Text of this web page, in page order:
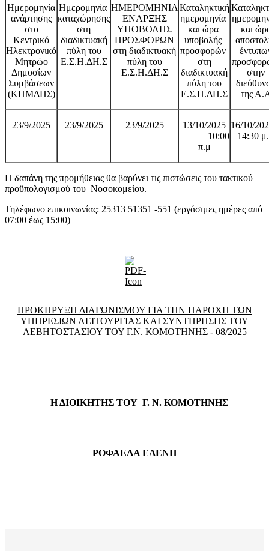
Ημερομηνία
ανάρτησης
στο
Κεντρικό
Ηλεκτρονικό
Μητρώο
Δημοσίων
Συμβάσεων
(ΚΗΜΔΗΣ)
Ημερομηνία
καταχώρησης
στη
διαδικτυακή
πύλη του
Ε.Σ.Η.ΔΗ.Σ
ΗΜΕΡΟΜΗΝΙΑ
ΕΝΑΡΞΗΣ
ΥΠΟΒΟΛΗΣ
ΠΡΟΣΦΟΡΩΝ
στη διαδικτυακή
πύλη του
Ε.Σ.Η.ΔΗ.Σ
Καταληκτική
ημερομηνία
και ώρα
υποβολής
προσφορών
στη
διαδικτυακή
πύλη του
Ε.Σ.Η.ΔΗ.Σ
και
στην
της
23/9/2025 23/9/2025 23/9/2025
13/10/2025
10:00
π.μ
16/10/
14:30
Η δαπάνη της προμήθειας θα βαρύνει τις πιστώσεις του τακτικού
προϋπολογισμού του Νοσοκομείου.
Τηλέφωνο επικοινωνίας: 25313 51351 -551 (εργάσιμες ημέρες από
07:00 έως 15:00)
ΠΡΟΚΗΡΥΞΗ ΔΙΑΓΩΝΙΣΜΟΥ ΓΙΑ ΤΗΝ ΠΑΡΟΧΗ ΤΩΝ
ΥΠΗΡΕΣΙΩΝ ΛΕΙΤΟΥΡΓΙΑΣ ΚΑΙ ΣΥΝΤΗΡΗΣΗΣ ΤΟΥ
ΛΕΒΗΤΟΣΤΑΣΙΟΥ ΤΟΥ Γ.Ν. ΚΟΜΟΤΗΝΗΣ - 08/2025
Η ΔΙΟΙΚΗΤΗΣ ΤΟΥ Γ. Ν. ΚΟΜΟΤΗΝΗΣ
ΡΟΦΑΕΛΑ ΕΛΕΝΗ